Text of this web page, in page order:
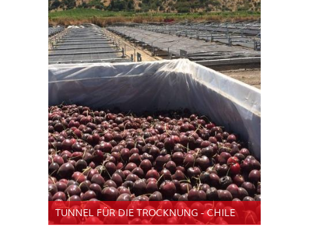
TUNNEL FÜR DIE TROCKNUNG - CHILE